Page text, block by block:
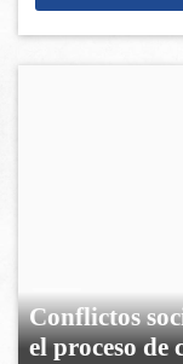
Conflictos
el proceso de